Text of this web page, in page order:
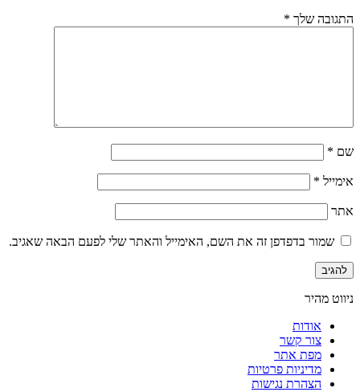
התגובה שלך *
שם *
אימייל *
אתר
שמור בדפדפן זה את השם, האימייל והאתר שלי לפעם הבאה שאגיב.
ניווט מהיר
אודות
צור קשר
מפת אתר
מדיניות פרטיות
הצהרת נגישות